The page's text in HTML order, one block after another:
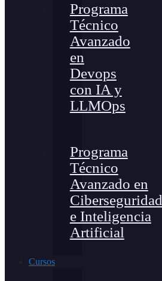
Programa
Técnico
Avanzado
en
Devops
con IA y
LLMOps
Programa
Técnico
Avanzado en
Ciberseguridad
e Inteligencia
Artificial
Cursos